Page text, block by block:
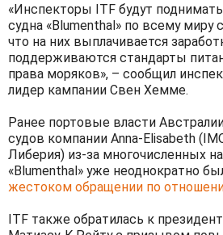
«Инспекторы ITF будут
судна «Blumenthal» по всему миру
что на них выплачивается
поддерживаются стандарты
права моряков», – сообщил
лидер кампании Свен Хемме.
Ранее портовые власти
судов компании Anna-Elisabeth
Либерия) из-за многочисленных
«Blumenthal» уже неоднократно
жестоком обращении по
ITF также обратилась к